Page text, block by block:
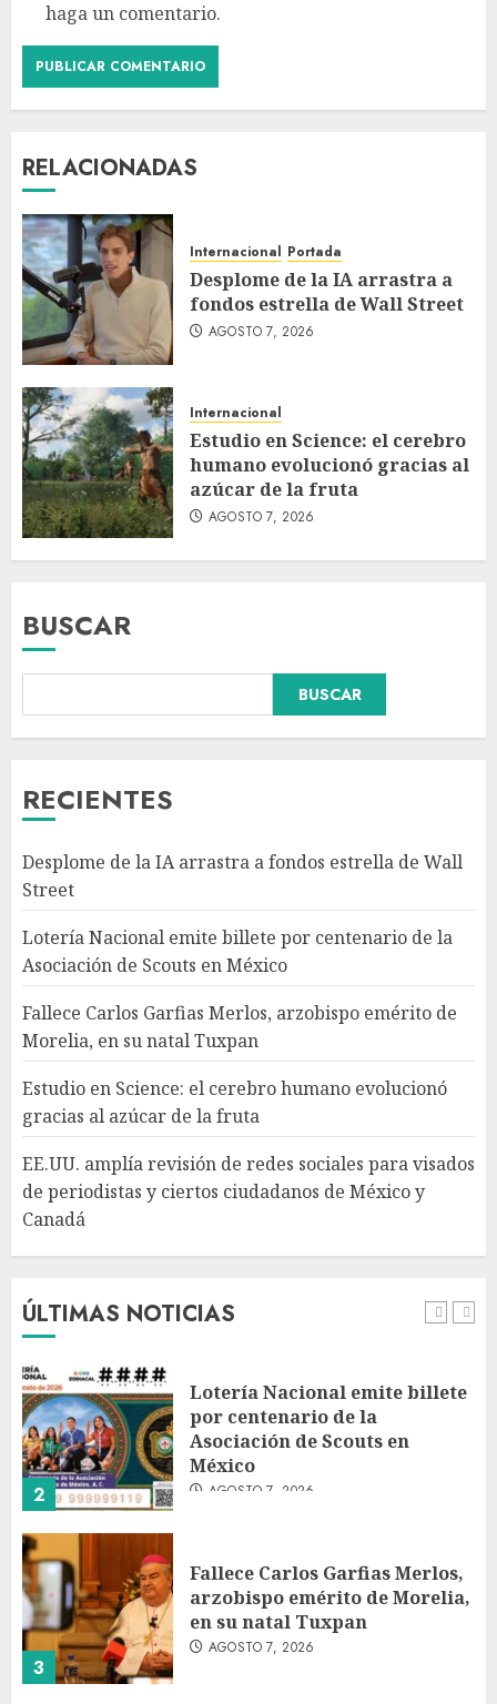
haga un comentario.
RELACIONADAS
Internacional Portada
Desplome de la IA arrastra a
fondos estrella de Wall Street
AGOSTO 7, 2026
Internacional
Estudio en Science: el cerebro
humano evolucionó gracias al
azúcar de la fruta
AGOSTO 7, 2026
BUSCAR
BUSCAR
RECIENTES
Desplome de la IA arrastra a fondos estrella de Wall
Street
Lotería Nacional emite billete por centenario de la
Asociación de Scouts en México
Fallece Carlos Garfias Merlos, arzobispo emérito de
Morelia, en su natal Tuxpan
Estudio en Science: el cerebro humano evolucionó
gracias al azúcar de la fruta
EE.UU. amplía revisión de redes sociales para visados
de periodistas y ciertos ciudadanos de México y
Canadá
ÚLTIMAS NOTICIAS
3
Fallece Carlos Garfias Merlos,
arzobispo emérito de Morelia,
4
humano evolucionó gracias al
azúcar de la fruta
AGOSTO 7, 2026
EE.UU. amplía revisión de
periodistas y ciertos
ciudadanos de México y
Canadá
AGOSTO 7, 2026
1
fondos estrella de Wall Street
2
Lotería Nacional emite billete
por centenario de la
Asociación de Scouts en
México
AGOSTO 7, 2026
3
Fallece Carlos Garfias Merlos,
arzobispo emérito de Morelia,
en su natal Tuxpan
AGOSTO 7, 2026